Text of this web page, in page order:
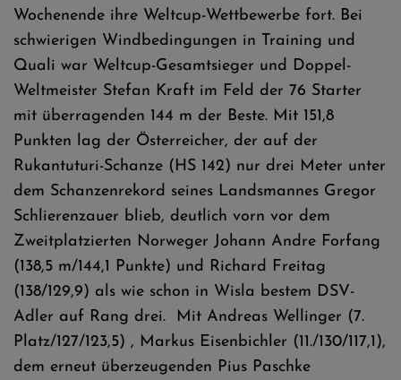
Wochenende ihre Weltcup-Wettbewerbe fort. Bei
schwierigen Windbedingungen in Training und
Quali war Weltcup-Gesamtsieger und Doppel-
Weltmeister Stefan Kraft im Feld der 76 Starter
mit überragenden 144 m der Beste. Mit 151,8
Punkten lag der Österreicher, der auf der
Rukantuturi-Schanze (HS 142) nur drei Meter unter
dem Schanzenrekord seines Landsmannes Gregor
Schlierenzauer blieb, deutlich vorn vor dem
Zweitplatzierten Norweger Johann Andre Forfang
(138,5 m/144,1 Punkte) und Richard Freitag
(138/129,9) als wie schon in Wisla bestem DSV-
Adler auf Rang drei. Mit Andreas Wellinger (7.
Platz/127/123,5) , Markus Eisenbichler (11./130/117,1),
dem erneut überzeugenden Pius Paschke